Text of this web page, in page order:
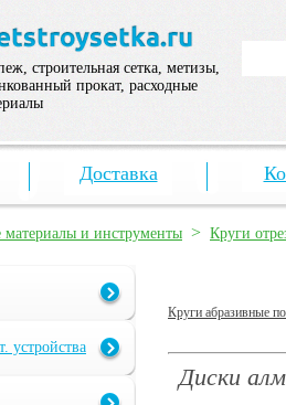
строительная сетка, метизы,
прокат, расходные
Доставка
материалы и инструменты > Круги
устройства
Круги абразивные
Диски